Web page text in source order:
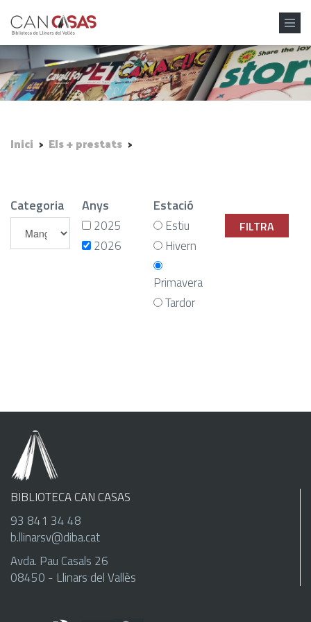
Inici > Els + prestats >
Categoria Anys
2025
2026
Estació
Estiu
Hivern
Primavera
Tardor
BIBLIOTECA CAN CASAS
93 841 34 48
b.llinarsv@diba.cat
Avda. Pau Casals 26
08450 - Llinars del Vallès